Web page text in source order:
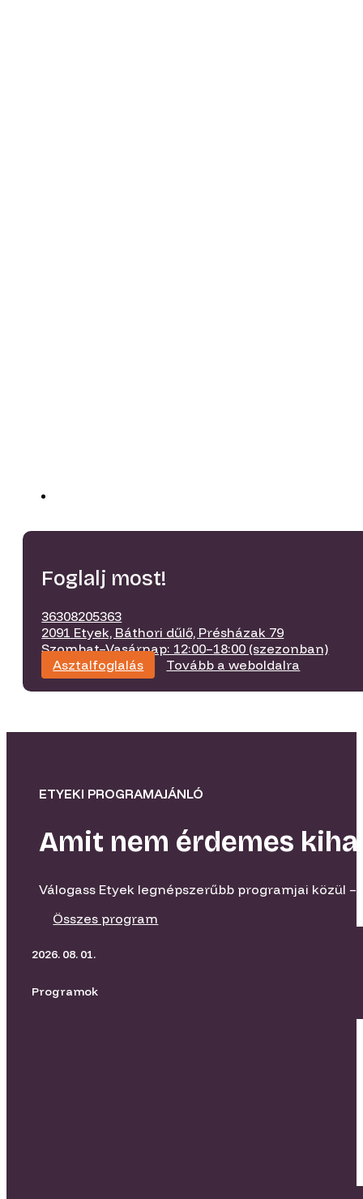
Foglalj most!
36308205363
2091 Etyek, Báthori dűlő, Présházak 79
Szombat–Vasárnap: 12:00–18:00 (szezonban)
Asztalfoglalás
Tovább a weboldalra
ETYEKI PROGRAMAJÁNLÓ
Amit nem érdemes
Válogass Etyek legnépszerűbb programjai közül
Összes program
2026. 08. 01.
Programok